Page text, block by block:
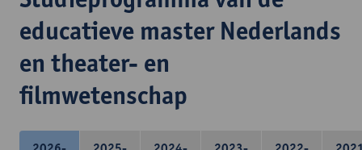
educatieve master Nederlands
en theater- en
filmwetenschap